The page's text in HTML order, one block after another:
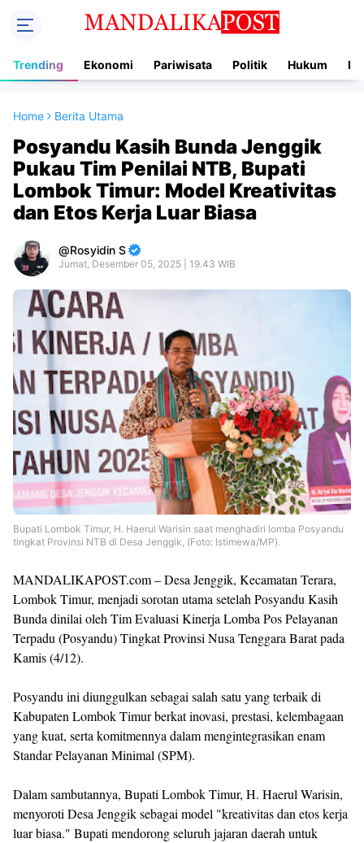
Trending Ekonomi Pariwisata Politik Hukum
Home Berita Utama
Posyandu Kasih Bunda Jenggik
Pukau Tim Penilai NTB, Bupati
Lombok Timur: Model Kreativitas
dan Etos Kerja Luar Biasa
Rosyidin S
Jumat, Desember 05, 2025 | 19.43 WIB
Bupati Lombok Timur, H. Haerul Warisin saat menghadiri lomba Posyandu
tingkat Provinsi NTB di Desa Jenggik, (Foto: Istimewa/MP).
MANDALIKAPOST.com – Desa Jenggik, Kecamatan Terara,
Lombok Timur, menjadi sorotan utama setelah Posyandu Kasih
Bunda dinilai oleh Tim Evaluasi Kinerja Lomba Pos Pelayanan
Terpadu (Posyandu) Tingkat Provinsi Nusa Tenggara Barat pada
Kamis (4/12).
Posyandu ini diunggulkan sebagai salah satu yang terbaik di
Kabupaten Lombok Timur berkat inovasi, prestasi, kelembagaan
yang kuat, serta komitmennya dalam mengintegrasikan enam
Standar Pelayanan Minimal (SPM).
Dalam sambutannya, Bupati Lombok Timur, H. Haerul Warisin,
menyoroti Desa Jenggik sebagai model "kreativitas dan etos kerja
luar biasa." Bupati mendorong seluruh jajaran daerah untuk